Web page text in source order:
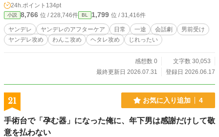
24h.ポイント 134pt
小説 8,766 位 / 228,746件 BL 1,799 位 / 31,416件
ヤンデレ ヤンデレのアフターケア 日常 一途 会話劇
男前受け
ヤンデレ攻め
わんこ攻め ヘタレ攻め じれったい
感想数 0
文字数 30,053
最終更新日 2026.07.31
登録日 2026.06.17
21 お気に入り追加 4
手術台で「孕む器」になった俺に、年下男は感謝だけして敬
意を払わない